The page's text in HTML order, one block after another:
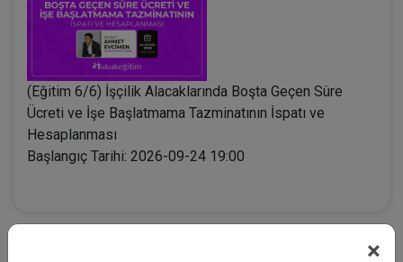
×
(Eğitim 6/6) İşçilik Alacaklarında Boşta Geçen Süre
Ücreti ve İşe Başlatmama Tazminatının İspatı ve
Hesaplanması
Başlangıç Tarihi: 2026-09-24 19:00